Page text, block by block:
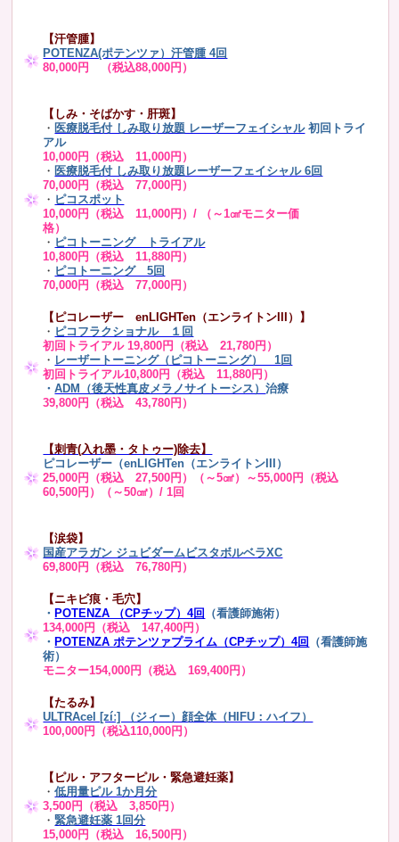
【汗管腫】
POTENZA(ポテンツァ）汗管腫 4回
80,000円 （税込88,000円）
【しみ・そばかす・肝斑】
・ 医療脱毛付 しみ取り放題 レーザーフェイシャル 初回トライ
アル
10,000円（税込 11,000円）
・ 医療脱毛付 しみ取り放題レーザーフェイシャル 6回
70,000円（税込 77,000円）
・ ピコスポット
10,000円（税込 11,000円）/ （～1㎠モニター価
格）
・ ピコトーニング トライアル
10,800円（税込 11,880円）
・ ピコトーニング 5回
70,000円（税込 77,000円）
【ピコレーザー enLIGHTen（エンライトンIII）】
・ ピコフラクショナル １回
初回トライアル 19,800円（税込 21,780円）
・ レーザートーニング（ピコトーニング） 1回
初回トライアル10,800円（税込 11,880円）
・ADM（後天性真皮メラノサイトーシス）治療
39,800円（税込 43,780円）
【刺青(入れ墨・タトゥー)除去】
ピコレーザー（enLIGHTen（エンライトンIII）
25,000円（税込 27,500円）（～5㎠）～55,000円（税込
60,500円）（～50㎠）/ 1回
【涙袋】
国産アラガン ジュビダームビスタボルベラXC
69,800円（税込 76,780円）
【ニキビ痕・毛穴】
・POTENZA （CPチップ）4回 （看護師施術）
134,000円（税込 147,400円）
・POTENZA ポテンツァプライム（CPチップ）4回 （看護師施
術）
モニター154,000円（税込 169,400円）
【たるみ】
ULTRAcel [zíː] （ジィー）顔全体（HIFU：ハイフ）
100,000円（税込110,000円）
【ピル・アフターピル・緊急避妊薬】
・低用量ピル 1か月分
3,500円（税込 3,850円）
・緊急避妊薬 1回分
15,000円（税込 16,500円）